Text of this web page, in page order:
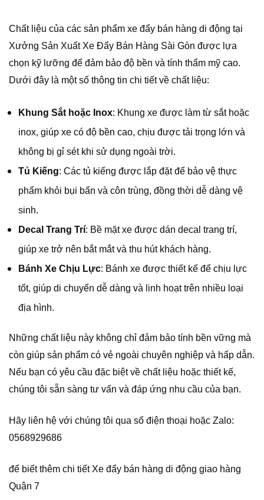
Chất liệu của các sản phẩm xe đẩy bán hàng di động tại
Xưởng Sản Xuất Xe Đẩy Bán Hàng Sài Gòn được lựa
chọn kỹ lưỡng để đảm bảo độ bền và tính thẩm mỹ cao.
Dưới đây là một số thông tin chi tiết về chất liệu:
Khung Sắt hoặc Inox: Khung xe được làm từ sắt hoặc
inox, giúp xe có độ bền cao, chịu được tải trọng lớn và
không bị gỉ sét khi sử dụng ngoài trời.
Tủ Kiếng: Các tủ kiếng được lắp đặt để bảo vệ thực
phẩm khỏi bụi bẩn và côn trùng, đồng thời dễ dàng vệ
sinh.
Decal Trang Trí: Bề mặt xe được dán decal trang trí,
giúp xe trở nên bắt mắt và thu hút khách hàng.
Bánh Xe Chịu Lực: Bánh xe được thiết kế để chịu lực
tốt, giúp di chuyển dễ dàng và linh hoạt trên nhiều loại
địa hình.
Những chất liệu này không chỉ đảm bảo tính bền vững mà
còn giúp sản phẩm có vẻ ngoài chuyên nghiệp và hấp dẫn.
Nếu bạn có yêu cầu đặc biệt về chất liệu hoặc thiết kế,
chúng tôi sẵn sàng tư vấn và đáp ứng nhu cầu của bạn.
Hãy liên hệ với chúng tôi qua số điện thoại hoặc Zalo:
0568929686
để biết thêm chi tiết Xe đẩy bán hàng di động giao hàng
Quận 7